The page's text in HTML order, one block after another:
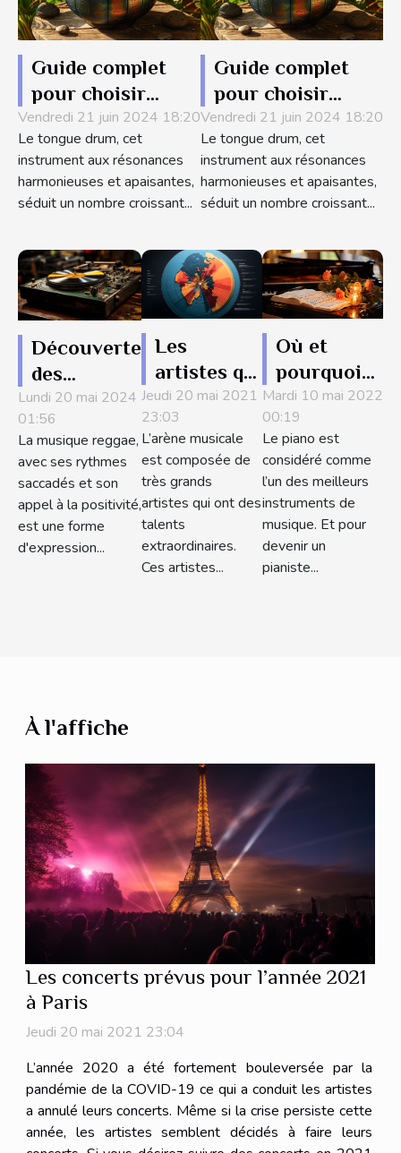
Guide complet
pour choisir
votre tongue
drum : critères de
sélection et
meilleurs types
professionnels
Vendredi 21 juin 2024 18:20
Le tongue drum, cet
instrument aux résonances
harmonieuses et apaisantes,
séduit un nombre croissant...
Guide complet
pour choisir
votre tongue
drum : critères de
sélection et
meilleurs types
professionnels
Vendredi 21 juin 2024 18:20
Le tongue drum, cet
instrument aux résonances
harmonieuses et apaisantes,
séduit un nombre croissant...
Découverte
des
différents
genres
musicaux
dans le
reggae :
origines et
évolutions
Lundi 20 mai 2024
01:56
La musique reggae,
avec ses rythmes
saccadés et son
appel à la positivité,
est une forme
d'expression...
Les
artistes qui
ont vendu
le grand
nombre de
disques au
monde
Jeudi 20 mai 2021
23:03
L’arène musicale
est composée de
très grands
artistes qui ont des
talents
extraordinaires.
Ces artistes...
Où et
pourquoi
acheter des
partitions
de piano ?
Mardi 10 mai 2022
00:19
Le piano est
considéré comme
l’un des meilleurs
instruments de
musique. Et pour
devenir un
pianiste...
À l'affiche
Les concerts prévus pour l’année 2021
à Paris
Jeudi 20 mai 2021 23:04
L’année 2020 a été fortement bouleversée par la
pandémie de la COVID-19 ce qui a conduit les artistes
a annulé leurs concerts. Même si la crise persiste cette
année, les artistes semblent décidés à faire leurs